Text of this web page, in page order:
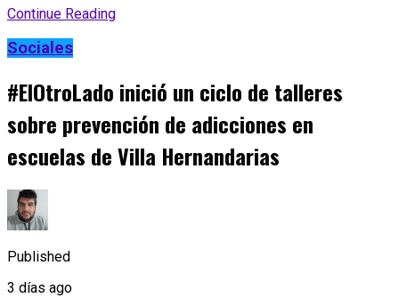
Continue Reading
Sociales
#ElOtroLado inició un ciclo de talleres
sobre prevención de adicciones en
escuelas de Villa Hernandarias
Published
3 días ago